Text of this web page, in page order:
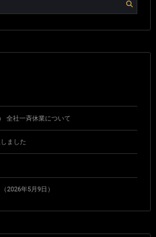
全社一斉休業について
ました
2026年5月9日）